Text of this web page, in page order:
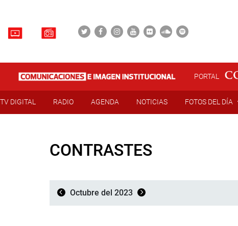
PORTAL
TV DIGITAL RADIO AGENDA NOTICIAS FOTOS DEL DÍA
CONTRASTES
Octubre del 2023